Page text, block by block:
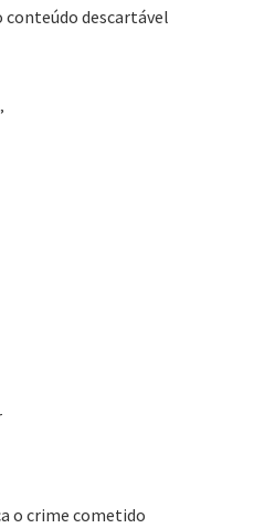
conteúdo descartável
o crime cometido